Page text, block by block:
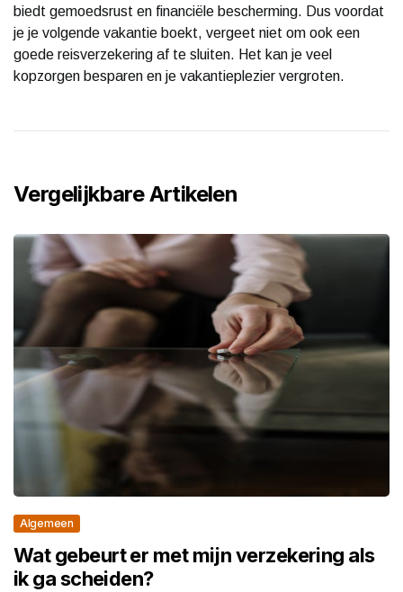
biedt gemoedsrust en financiële bescherming. Dus voordat
je je volgende vakantie boekt, vergeet niet om ook een
goede reisverzekering af te sluiten. Het kan je veel
kopzorgen besparen en je vakantieplezier vergroten.
Vergelijkbare Artikelen
Algemeen
Wat gebeurt er met mijn verzekering als
ik ga scheiden?